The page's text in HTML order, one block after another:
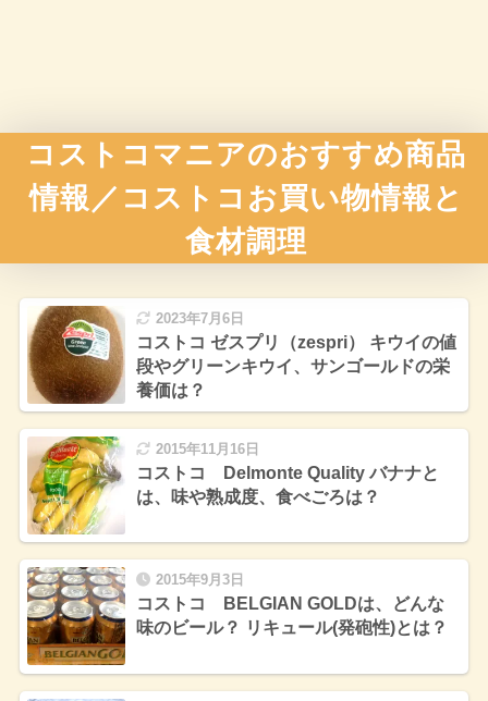
コストコマニアのおすすめ商品
情報／コストコお買い物情報と
食材調理
2023年7月6日
コストコ ゼスプリ（zespri） キウイの値
段やグリーンキウイ、サンゴールドの栄
養価は？
2015年11月16日
コストコ Delmonte Quality バナナと
は、味や熟成度、食べごろは？
2015年9月3日
コストコ BELGIAN GOLDは、どんな
味のビール？ リキュール(発砲性)とは？